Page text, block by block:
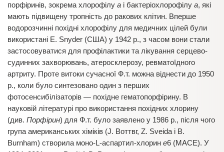
порфіринів, зокрема хлорофілу а і бактеріохлорофілу а, які
мають підвищену тропність до ракових клітин. Вперше
водорозчинні похідні хлорофілу для медичних цілей були
використані Е. Snyder (США) у 1942 р., з часом вони стали
застосовуватися для профілактики та лікування серцево-
судинних захворювань, атеросклерозу, ревматоїдного
артриту. Проте витоки сучасної Ф.т. можна віднести до 1950
р., коли було синтезовано один з перших
фотосенсибілізаторів — похідне гематопорфірину. В
науковій літературі про використання похідних хлорину
(див. Порфірин) для Ф.т. було заявлено у 1986 р., після чого
група американських хіміків (J. Воттвг, Z. Sveida і В.
Burnham) створила моно-L-аспартил-хлорин е6 (МАСЕ). У